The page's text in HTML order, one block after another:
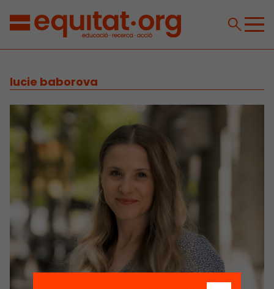
lucie baborova